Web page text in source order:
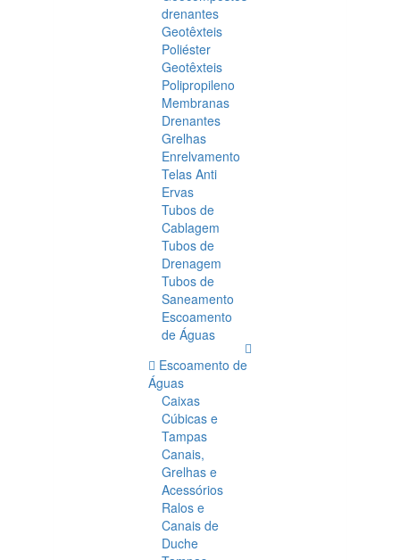
drenantes
Geotêxteis
Poliéster
Geotêxteis
Polipropileno
Membranas
Drenantes
Grelhas
Enrelvamento
Telas Anti
Ervas
Tubos de
Cablagem
Tubos de
Drenagem
Tubos de
Saneamento
Escoamento
de Águas
Escoamento de
Águas
Caixas
Cúbicas e
Tampas
Canais,
Grelhas e
Acessórios
Ralos e
Canais de
Duche